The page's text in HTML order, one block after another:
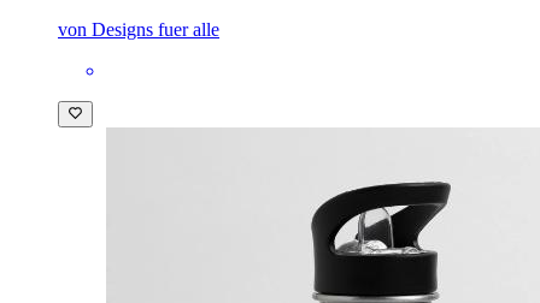
von Designs fuer alle